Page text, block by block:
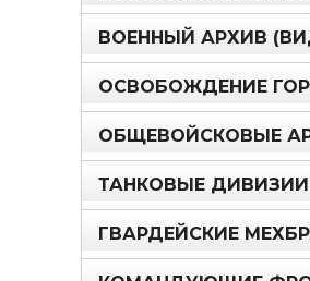
ВОЕННЫЙ АРХИВ
ОСВОБОЖДЕНИЕ
ОБЩЕВОЙСКОВЫЕ
ТАНКОВЫЕ ДИВИЗИИ
ГВАРДЕЙСКИЕ